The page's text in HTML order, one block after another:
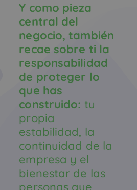
Y como pieza
central del
negocio, también
recae sobre ti la
responsabilidad
de proteger lo
que has
construido: tu
propia
estabilidad, la
continuidad de la
empresa y el
bienestar de las
personas que